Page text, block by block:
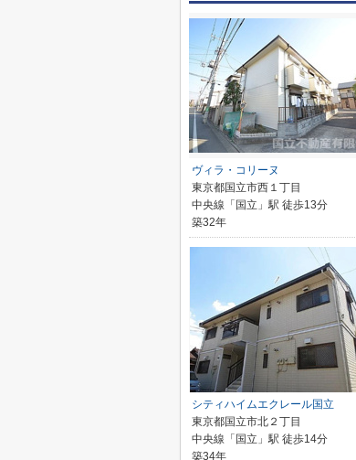
ヴィラ・コリーヌ
東京都国立市西１丁目
中央線「国立」駅 徒歩13分
築32年
シティハイムエクレール国立
東京都国立市北２丁目
中央線「国立」駅 徒歩14分
築34年